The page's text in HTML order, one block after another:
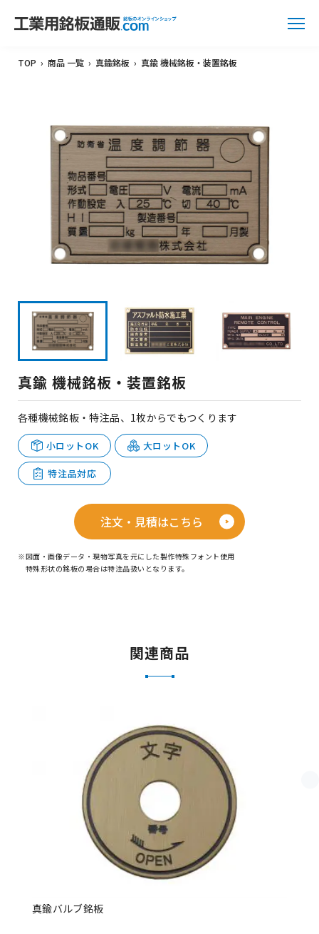
TOP › 商品 一覧 › 真鍮銘板 › 真鍮 機械銘板・装置銘板
真鍮 機械銘板・装置銘板
各種機械銘板・特注品、1枚からでもつくります
小ロットOK 大ロットOK
特注品対応
注文・見積はこちら
※図面・画像データ・現物写真を元にした製作特殊フォント使用
特殊形状の銘板の場合は特注品扱いとなります。
関連商品
真鍮バルブ銘板